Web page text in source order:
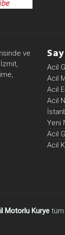
ve
Acil
Acil
Acil
Acil
Yeni
Acil
Acil
Motorlu Kurye tüm